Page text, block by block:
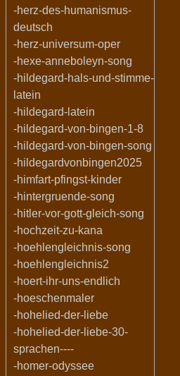
-herz-des-humanismus-
deutsch
-herz-universum-oper
-hexe-anneboleyn-song
-hildegard-hals-und-stimme-
latein
-hildegard-latein
-hildegard-von-bingen-1-8
-hildegard-von-bingen-song
-hildegardvonbingen2025
-himfart-pfingst-kinder
-hintergruende-song
-hitler-vor-gott-gleich-song
-hochzeit-zu-kana
-hoehlengleichnis-song
-hoehlengleichnis2
-hoert-ihr-uns-endlich
-hoeschenmaler
-hohelied-der-liebe
-hohelied-der-liebe-30-
sprachen----
-homer-odyssee